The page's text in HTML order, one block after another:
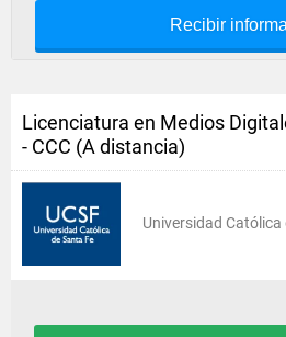
Recibir
Licenciatura en Medios
- CCC (A distancia)
Universidad Católica